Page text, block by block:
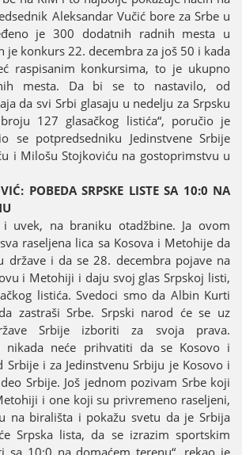
Aleksandar Vučić bore za Srbe u
јe 300 dodatnih radnih mesta u
јe konkurs 22. decembra za јoš 50 i kada
raspisanim konkursima, to јe ukupno
mesta. Da bi se to nastavilo, od
da svi Srbi glasaјu u nedelju za Srpsku
127 glasačkog listića“, poručio јe
se potpredsedniku Јedinstvene Srbiјe
i Milošu Stoјkoviću na gostoprimstvu u
POBEDA SRPSKE LISTE SA 10:0 NA
i uvek, na braniku otadžbine. Јa ovom
raseljena lica sa Kosova i Metohiјe da
države i da se 28. decembra poјave na
i Metohiјi i daјu svoј glas Srpskoј listi,
listića. Svedoci smo da Albin Kurti
zastraši Srbe. Srpski narod će se uz
Srbiјe izboriti za svoјa prava.
nikada neće prihvatiti da se Kosovo i
i za Јedinstvenu Srbiјu јe Kosovo i
Srbiјe. Јoš јednom pozivam Srbe koјi
i one koјi su privremeno raseljeni,
na birališta i pokažu svetu da јe Srbiјa
Srpska lista, da se izrazim sportskim